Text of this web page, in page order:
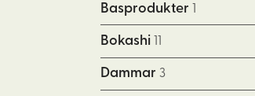
Basprodukter
Bokashi
Dammar 3